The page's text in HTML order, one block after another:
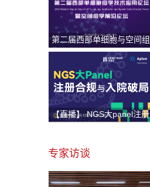
第二届西部单细胞与空间组
学论坛
【直播】 NGS大panel注册
专家访谈